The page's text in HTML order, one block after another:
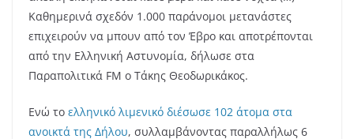
Καθημερινά σχεδόν 1.000 παράνομοι μετανάστες
επιχειρούν να μπουν από τον Έβρο και αποτρέπονται
από την Ελληνική Αστυνομία, δήλωσε στα
Παραπολιτικά FM ο Τάκης Θεοδωρικάκος.
Ενώ το ελληνικό λιμενικό διέσωσε 102 άτομα στα
ανοικτά της Δήλου, συλλαμβάνοντας παραλλήλως 6